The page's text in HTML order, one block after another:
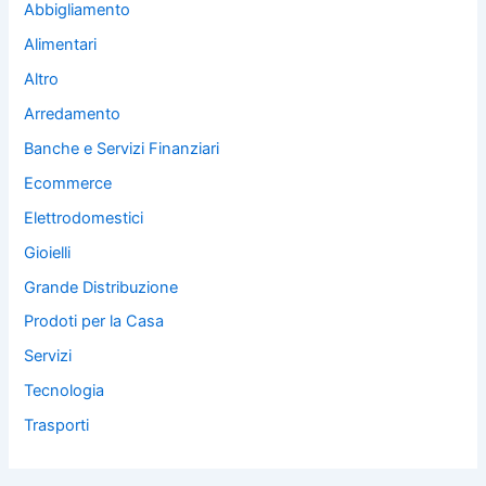
Abbigliamento
Alimentari
Altro
Arredamento
Banche e Servizi Finanziari
Ecommerce
Elettrodomestici
Gioielli
Grande Distribuzione
Prodoti per la Casa
Servizi
Tecnologia
Trasporti